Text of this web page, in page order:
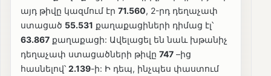
այդ թիվը կազմում էր 71.560, 2-րդ դեղաչափ
ստացած 55.531 քաղաքացիների դիմաց էլ՝
63.867 քաղաքացի: Ավելացել են նաև խթանիչ
դեղաչափ ստացածների թիվը 747 –ից
հասնելով՝ 2.139-ի: Ի դեպ, ինչպես փաստում